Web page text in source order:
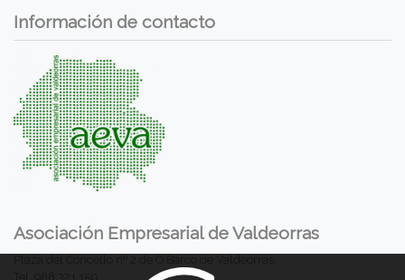
Información de contacto
Asociación Empresarial de Valdeorras